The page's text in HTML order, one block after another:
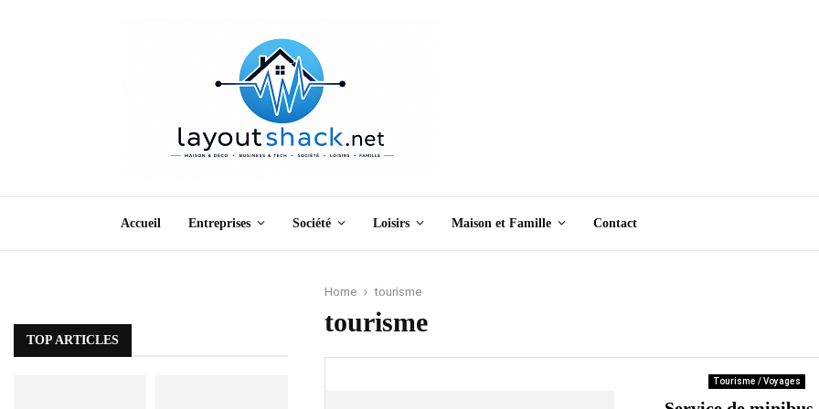
Accueil Entreprises Société Loisirs Maison et Famille Contact
Home tourisme
tourisme
Tourisme / Voyages
TOP ARTICLES